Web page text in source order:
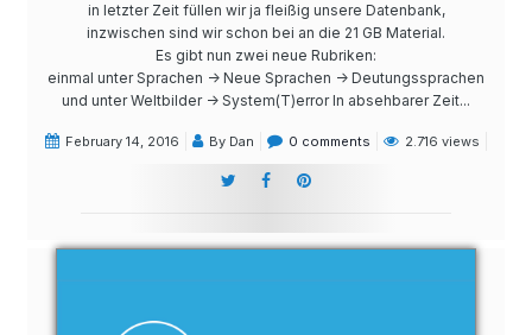
in letzter Zeit füllen wir ja fleißig unsere Datenbank,
inzwischen sind wir schon bei an die 21 GB Material.
Es gibt nun zwei neue Rubriken:
einmal unter Sprachen -> Neue Sprachen -> Deutungssprachen
und unter Weltbilder -> System(T)error In absehbarer Zeit...
February 14, 2016 By Dan 0 comments 2.716 views